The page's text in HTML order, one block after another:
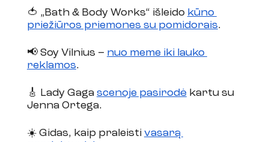
🍅 „Bath & Body Works“ išleido kūno
priežiūros priemones su pomidorais.
📢 Soy Vilnius – nuo meme iki lauko
reklamos.
🎸 Lady Gaga scenoje pasirodė kartu su
Jenna Ortega.
☀️ Gidas, kaip praleisti vasarą